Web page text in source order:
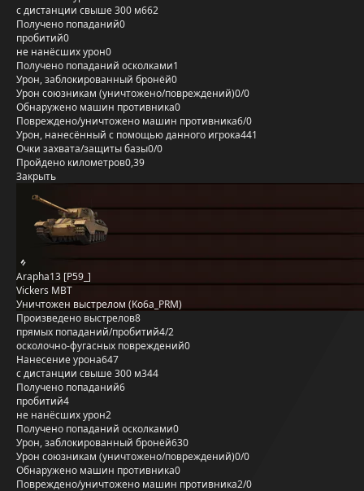
с дистанции свыше 300 м662
Получено попаданий0
пробитий0
не нанёсших урон0
Получено попаданий осколками1
Урон, заблокированный бронёй0
Урон союзникам (уничтожено/повреждений)0/0
Обнаружено машин противника0
Повреждено/уничтожено машин противника6/0
Урон, нанесённый с помощью данного игрока441
Очки захвата/защиты базы0/0
Пройдено километров0,39
Закрыть
Arapha13 [P59_]
Vickers MBT
Уничтожен выстрелом (Ko6a_PRM)
Произведено выстрелов8
прямых попаданий/пробитий4/2
осколочно-фугасных повреждений0
Нанесение урона647
с дистанции свыше 300 м344
Получено попаданий6
пробитий4
не нанёсших урон2
Получено попаданий осколками0
Урон, заблокированный бронёй630
Урон союзникам (уничтожено/повреждений)0/0
Обнаружено машин противника0
Повреждено/уничтожено машин противника2/0